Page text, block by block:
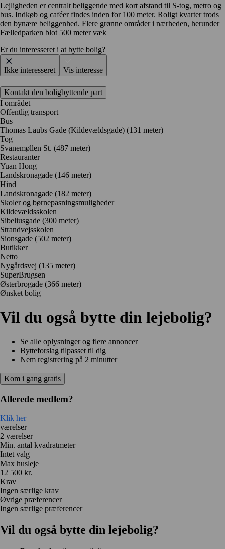
Lejligheden er centralt beliggende med kort afstand til S-tog, metro og
bus. Indkøb og caféer findes inden for 100 meter. Roligt kvarter trods
den bynære beliggenhed. Flere grønne områder i nærheden, herunder
Fælledparken blot 500 meter væk
Er du interesseret i at bytte bolig?
Ikke interesseret Vis interesse
Kontakt den boligbyttende part
I området
Offentlig transport
Bus
Thomas Laubs Gade (Kildevældsgade) (131 meter)
Tog
Svanemøllen St. (487 meter)
Restauranter
Yuan Hong
Landskronagade (146 meter)
Hind
Landskronagade (182 meter)
Skoler og børnepasningsmuligheder
Kildevældsskolen
Sibeliusgade (300 meter)
Strandvejsskolen
Sionsgade (502 meter)
Butikker
Netto
Nygårdsvej (135 meter)
SuperBrugsen
Østerbrogade (366 meter)
Ønsket bolig
Vil du også bytte din lejebolig?
Se alle oplysninger og flere annoncer
Bytteforslag tilpasset til dig
Nem registrering på 2 minutter
Kom i gang gratis
Allerede medlem?
Klik her
værelser
2 værelser
Min. antal kvadratmeter
Intet valg
Max husleje
12 500 kr.
Krav
Ingen særlige krav
Øvrige præferencer
Ingen særlige præferencer
Vil du også bytte din lejebolig?